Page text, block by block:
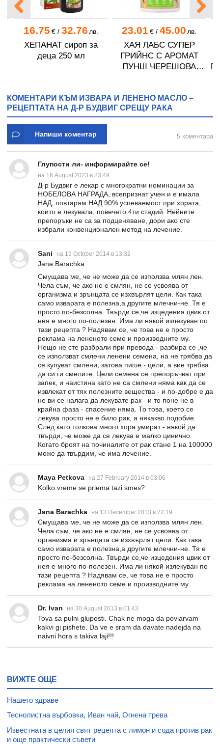
16.75 €/ 32.76 лв.
ХЕПАНАТ сироп за
деца 250 мл
23.01 €/ 45.00 лв.
ХАЯ ЛАБС СУПЕР
ГРИЙНС С АРОМАТ
ПУНШ ЧЕРЕШОВА
КОМЕНТАРИ КЪМ ИЗВАРА И ЛЕНЕНО МАСЛО –
РЕЦЕПТАТА НА Д-Р БУДВИГ СРЕЩУ РАКА
Напиши коментар 5 коментара
Глупости ли- информирайте се!
на 18 August 2023 в 23:49
Д-р Будвиг е лекар с многократни номинации за
НОБЕЛОВА НАГРАДА, всепризнат учен и е имала
НАД, повтарям НАД 90% успеваемост при хората,
които е лекувала, повечето 4ти стадий. Нейните
препоръки не са за подценяване, дори ако сте
избрали конвенционален метод на лечение.
Sani на 19 October 2014 в 13:32
Jana Barachka
Смущава ме, че не може да се използва млян лен.
Чела съм, че ако не е смлян, не се усвоява от
организма и зрънцата се изхвърлят цели. Как така
само изварата е полезна,а другите млечни-не. Тя е
просто по-безсолна. Твърди се,че изцедения цвик от
нея е много по-полезен. Има ли някой излекуван по
тази рецепта ? Надявам се, че това не е просто
реклама на лененото семе и производните му.
Нещо не сте разбрали при превода - разбира се ,че
се използват смлени ленени семена, на не трябва да
се купуват смлени, затова пише - цели, а вие трябва
да си ги смелите. Цели семена се препоръчват при
запек, и наистина като не са смлени няма как да се
извлекат от тях полезните вещества - и по-добре е да
не ви се налага да лекувате рак - и то поне не в
крайна фаза - спасение няма. То това, което се
лекува просто не е било рак, а някакво подобие.
След като толкова много хора умират - някой да
твърди, че може да се лекува е малко цинично.
Когато броят на починалите от рак стане 1 на 100000
може да твърдим, че има лечение.
Maya Petkova на 27 February 2014 в 03:06
Kolko vreme se priema tazi smes?
Jana Barachka на 13 December 2013 в 22:19
Смущава ме, че не може да се използва млян лен.
Чела съм, че ако не е смлян, не се усвоява от
организма и зрънцата се изхвърлят цели. Как така
само изварата е полезна,а другите млечни-не. Тя е
просто по-безсолна. Твърди се,че изцедения цвик от
нея е много по-полезен. Има ли някой излекуван по
тази рецепта ? Надявам се, че това не е просто
реклама на лененото семе и производните му.
Dr. Ivan на 30 August 2013 в 01:43
Tova sa pulni gluposti. Chak ne moga da poviarvam
kakvi gi pishete. Da ve e sram da davate nadejda na
naivni hora s takiva laji!!!
ВИЖТЕ ОЩЕ
Нашето здраве
Теснолистна върбовка, Иван чай, Огнена трева
Известната в целия свят рецепта с лимон и сода против рак
и още практически съвети